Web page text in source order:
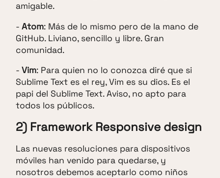
amigable.
- Atom: Más de lo mismo pero de la mano de
GitHub. Liviano, sencillo y libre. Gran
comunidad.
- Vim: Para quien no lo conozca diré que si
Sublime Text es el rey, Vim es su dios. Es el
papi del Sublime Text. Aviso, no apto para
todos los públicos.
2) Framework Responsive design
Las nuevas resoluciones para dispositivos
móviles han venido para quedarse, y
nosotros debemos aceptarlo como niños